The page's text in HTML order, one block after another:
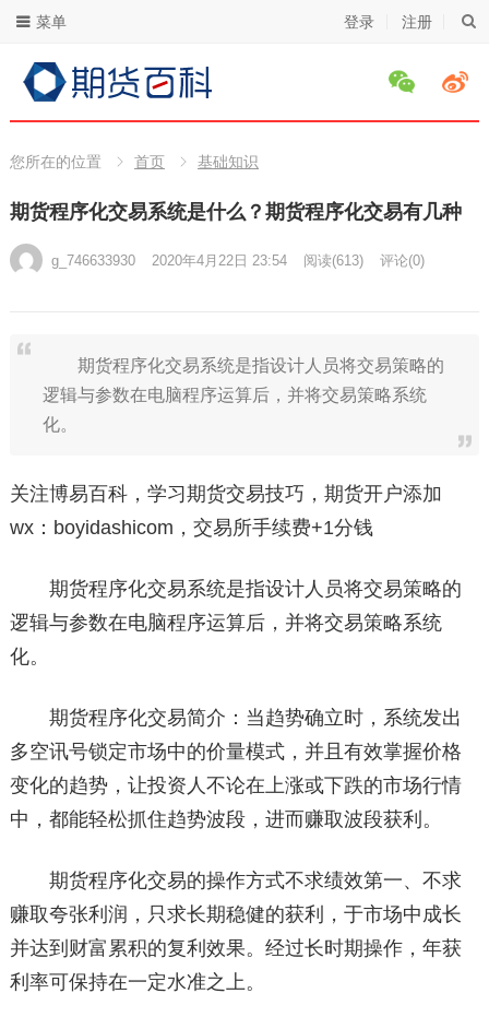
登录 注册
菜单
您所在的位置 首页 基础知识
期货程序化交易系统是什么？期货程序化交易有几种
g_746633930 2020年4月22日 23:54 阅读(613) 评论(0)
期货程序化交易系统是指设计人员将交易策略的
逻辑与参数在电脑程序运算后，并将交易策略系统
化。
关注博易百科，学习期货交易技巧，期货开户添加
wx：boyidashicom，交易所手续费+1分钱
期货程序化交易系统是指设计人员将交易策略的
逻辑与参数在电脑程序运算后，并将交易策略系统
化。
期货程序化交易简介：当趋势确立时，系统发出
多空讯号锁定市场中的价量模式，并且有效掌握价格
变化的趋势，让投资人不论在上涨或下跌的市场行情
中，都能轻松抓住趋势波段，进而赚取波段获利。
期货程序化交易的操作方式不求绩效第一、不求
赚取夸张利润，只求长期稳健的获利，于市场中成长
并达到财富累积的复利效果。经过长时期操作，年获
利率可保持在一定水准之上。